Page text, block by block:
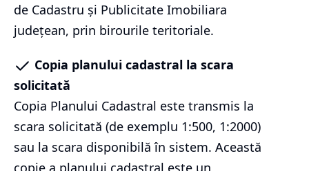
de Cadastru și Publicitate Imobiliara
județean, prin birourile teritoriale.
Copia planului cadastral la scara
solicitată
Copia Planului Cadastral este transmis la
scara solicitată (de exemplu 1:500, 1:2000)
sau la scara disponibilă în sistem. Această
copie a planului cadastral este un